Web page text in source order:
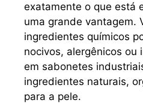
exatamente o que está
uma grande vantagem.
ingredientes químicos
nocivos, alergênicos ou
em sabonetes
ingredientes naturais,
para a pele.